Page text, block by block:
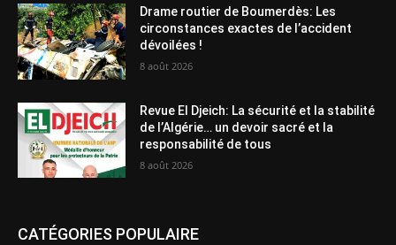
Drame routier de Boumerdès: Les
circonstances exactes de l’accident
dévoilées !
8 août 2026
Revue El Djeich: La sécurité et la stabilité
de l’Algérie… un devoir sacré et la
responsabilité de tous
8 août 2026
CATÉGORIES POPULAIRE